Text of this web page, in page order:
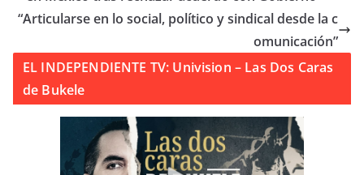
“Articularse en lo social, político y sindical desde la c
omunicación”
EL INDEPENDIENTE TV: Univision – Las Dos Caras
de Bukele